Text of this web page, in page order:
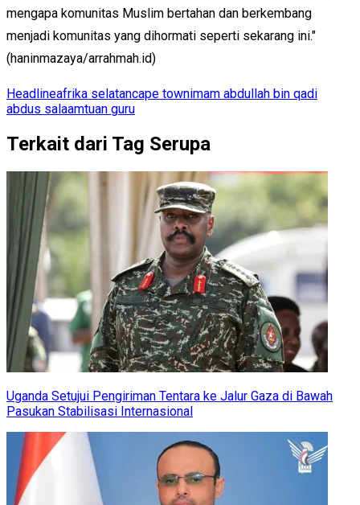
mengapa komunitas Muslim bertahan dan berkembang
menjadi komunitas yang dihormati seperti sekarang ini."
(haninmazaya/arrahmah.id)
Headlineafrika selatancape townimam abdullah bin qadi
abdus salaamtuan guru
Terkait dari Tag Serupa
Uganda Setujui Pengiriman Tentara ke Jalur Gaza di Bawah
Pasukan Stabilisasi Internasional